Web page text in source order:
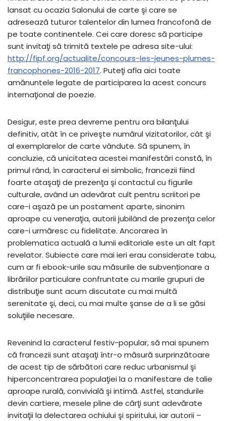
lansat cu ocazia Salonului de carte şi care se
adresează tuturor talentelor din lumea francofonă de
pe toate continentele. Cei care doresc să participe
sunt invitaţi să trimită textele pe adresa site-ului:
http://fipf.org/actualite/concours-les-jeunes-plumes-
francophones-2016-2017. Puteţi afla aici toate
amănuntele legate de participarea la acest concurs
internaţional de poezie.
Desigur, este prea devreme pentru ora bilanţului
definitiv, atât în ce priveşte numărul vizitatorilor, cât şi
al exemplarelor de carte vândute. Să spunem, în
concluzie, că unicitatea acestei manifestări constă, în
primul rând, în caracterul ei simbolic, francezii fiind
foarte ataşaţi de prezenţa şi contactul cu figurile
culturale, având un adevărat cult pentru scriitori pe
care-i aşază pe un postament aparte, sinonim
aproape cu veneraţia, autorii jubilând de prezenţa celor
care-i urmăresc cu fidelitate. Ancorarea în
problematica actuală a lumii editoriale este un alt fapt
revelator. Subiecte care mai ieri erau considerate tabu,
cum ar fi ebook-urile sau măsurile de subvenționare a
librăriilor particulare confruntate cu marile grupuri de
distribuţie sunt acum discutate cu mai multă
serenitate şi, deci, cu mai multe şanse de a li se găsi
soluţiile necesare.
Revenind la caracterul festiv-popular, să mai spunem
că francezii sunt ataşaţi într-o măsură surprinzătoare
de acest tip de sărbători care reduc urbanismul şi
hiperconcentrarea populaţiei la o manifestare de talie
aproape rurală, convivială şi intimă. Astfel, standurile
devin cartiere, mesele pline de cărţi sunt adevărate
invitaţii la delectarea ochiului şi spiritului, iar autorii –